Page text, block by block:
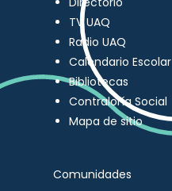
TV UAQ
Radio UAQ
Calendario Escolar
Bibliotecas
Contraloría Social
Mapa de sitio
Comunidades